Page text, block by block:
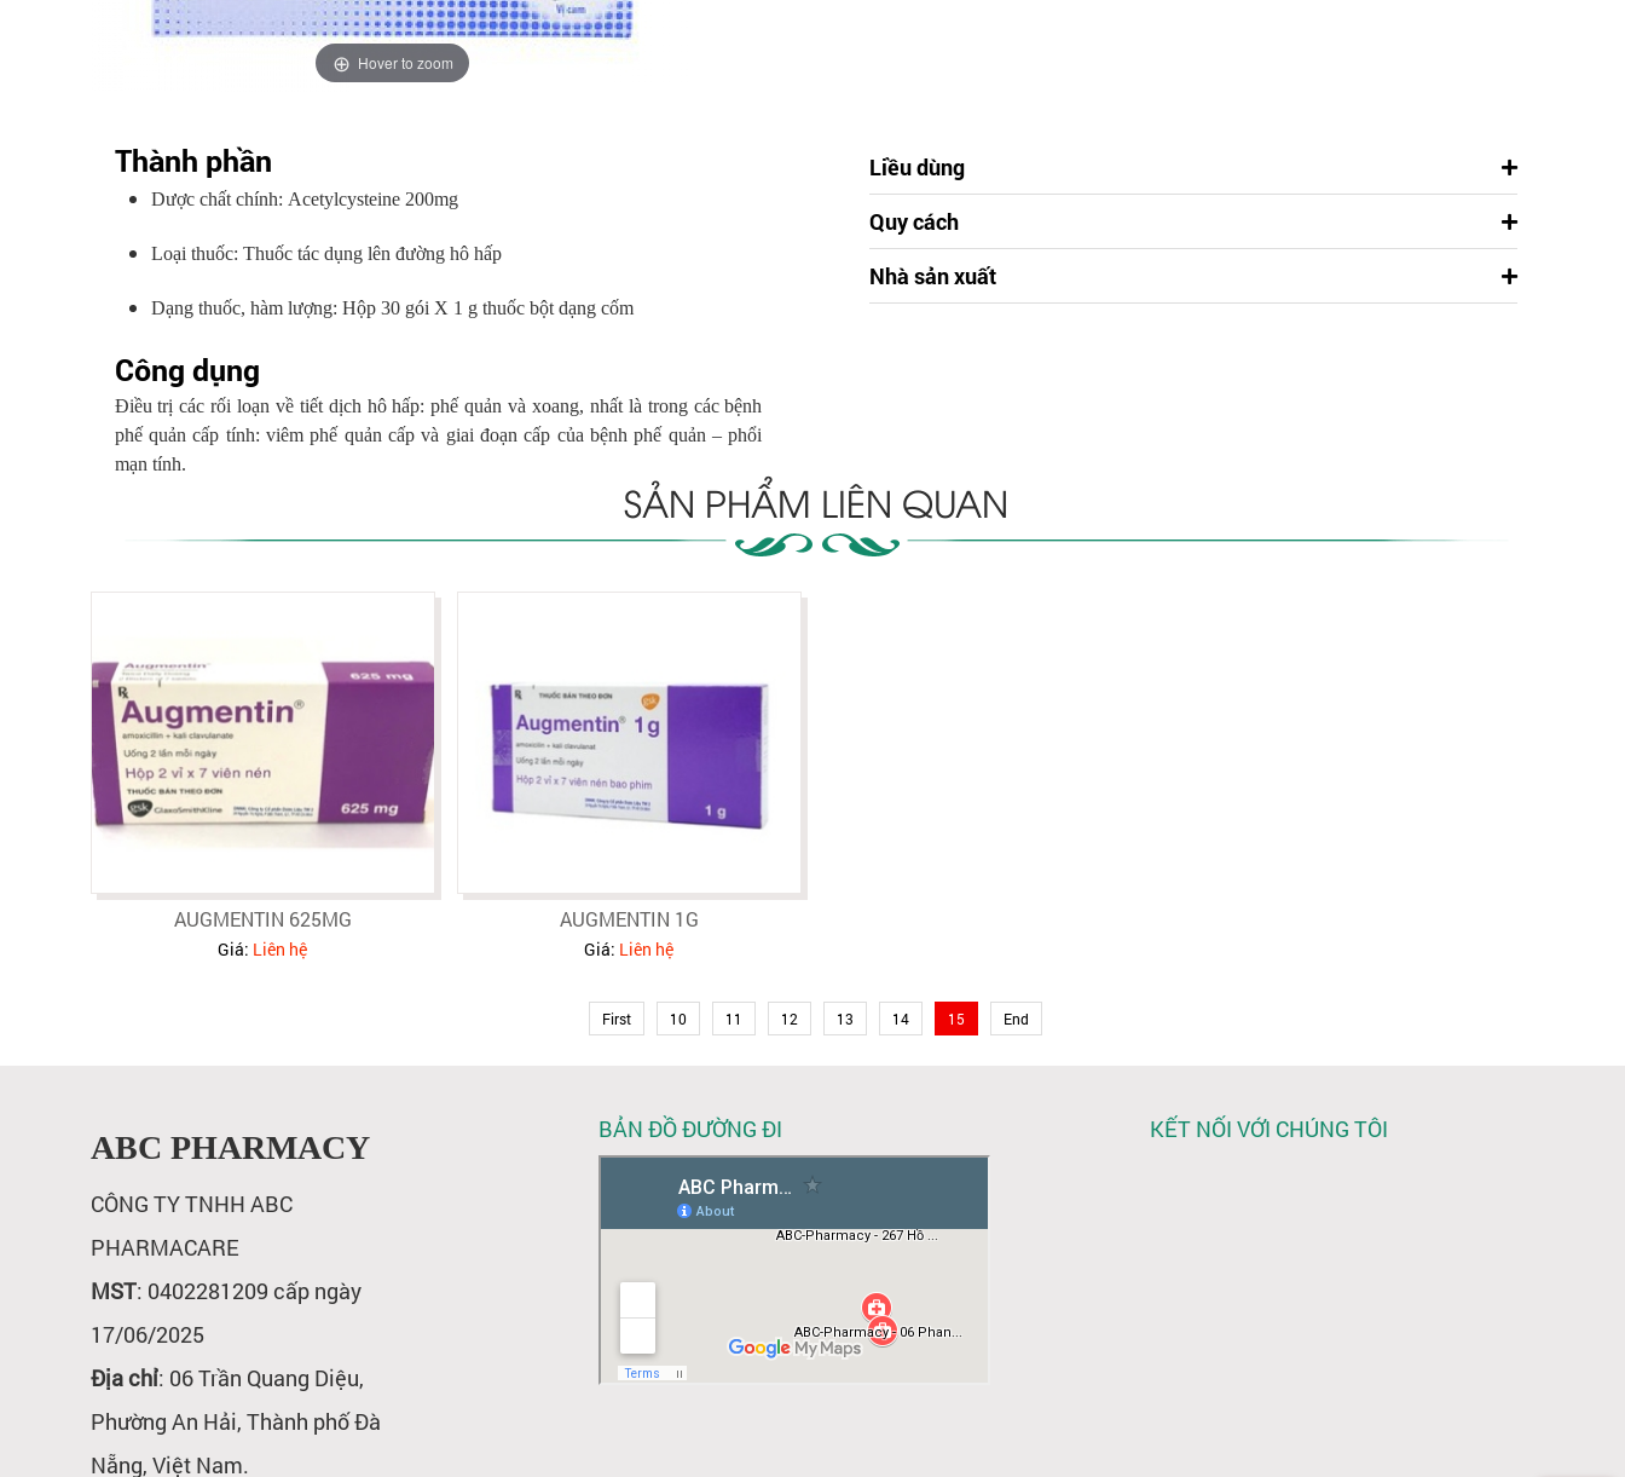
Hover to zoom
Thành phần
Dược chất chính: Acetylcysteine 200mg
Loại thuốc: Thuốc tác dụng lên đường hô hấp
Dạng thuốc, hàm lượng: Hộp 30 gói X 1 g thuốc bột dạng cốm
Công dụng
Điều trị các rối loạn về tiết dịch hô hấp: phế quản và xoang, nhất là trong các bệnh
phế quản cấp tính: viêm phế quản cấp và giai đoạn cấp của bệnh phế quản – phổi
mạn tính.
Liều dùng
Quy cách
Nhà sản xuất
SẢN PHẨM LIÊN QUAN
AUGMENTIN 625MG
Giá: Liên hệ
AUGMENTIN 1G
Giá: Liên hệ
First 10 11 12 13 14 15 End
ABC PHARMACY
CÔNG TY TNHH ABC
PHARMACARE
MST: 0402281209 cấp ngày
17/06/2025
Địa chỉ: 06 Trần Quang Diệu,
Phường An Hải, Thành phố Đà
Nẵng, Việt Nam.
BẢN ĐỒ ĐƯỜNG ĐI KẾT NỐI VỚI CHÚNG TÔI